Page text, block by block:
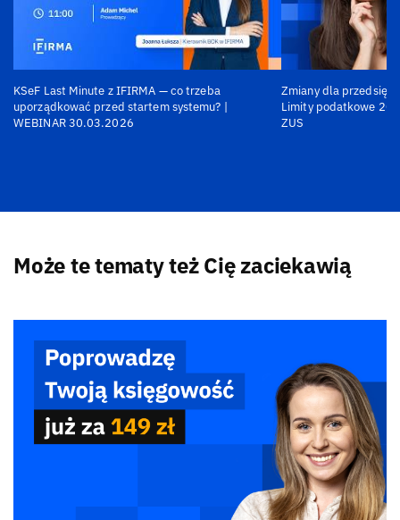
KSeF Last Minute z IFIRMA — co trzeba
uporządkować przed startem systemu? |
WEBINAR 30.03.2026
Zmiany dla
Limity podatkowe
ZUS
Może te tematy też Cię zaciekawią